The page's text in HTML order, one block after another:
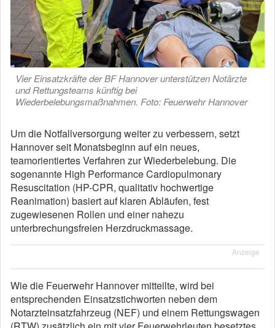
Vier Einsatzkräfte der BF Hannover unterstützen Notärzte
und Rettungsteams künftig bei
Wiederbelebungsmaßnahmen. Foto: Feuerwehr Hannover
Um die Notfallversorgung weiter zu verbessern, setzt
Hannover seit Monatsbeginn auf ein neues,
teamorientiertes Verfahren zur Wiederbelebung. Die
sogenannte High Performance Cardiopulmonary
Resuscitation (HP-CPR, qualitativ hochwertige
Reanimation) basiert auf klaren Abläufen, fest
zugewiesenen Rollen und einer nahezu
unterbrechungsfreien Herzdruckmassage.
Anzeige
Wie die Feuerwehr Hannover mitteilte, wird bei
entsprechenden Einsatzstichworten neben dem
Notarzteinsatzfahrzeug (NEF) und einem Rettungswagen